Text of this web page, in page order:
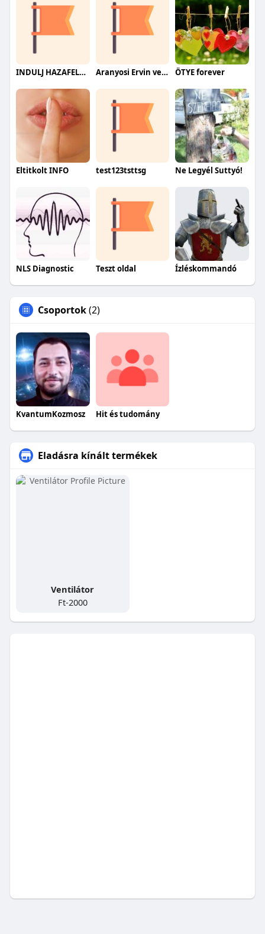
INDULJ HAZAFELÉ!!! Aranyosi Ervin versei ÖTYE forever
Eltitkolt INFO test123tsttsg Ne Legyél Suttyó!
NLS Diagnostic Teszt oldal Ízléskommandó
Csoportok(2)
KvantumKozmosz Hit és tudomány
Eladásra kínált termékek
Ventilátor
Ft-2000